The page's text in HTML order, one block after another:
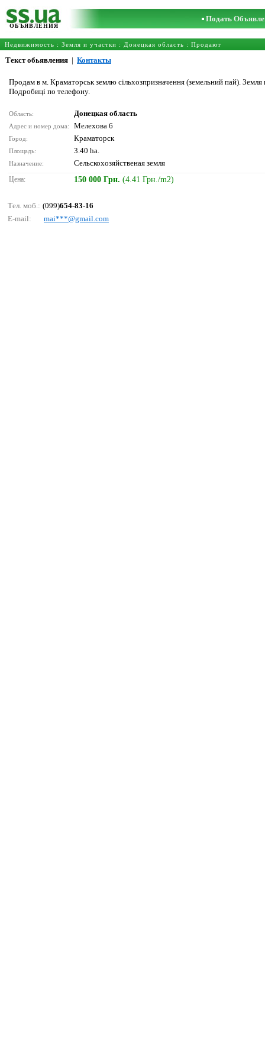
ОБЪЯВЛЕНИЯ
Подать
Недвижимость : Земля и участки : Донецкая область : Продают
Текст обьявления | Контакты
Продам в м. Краматорськ землю сільхозпризначення (земельний пай).
Подробиці по телефону.
Область: Донецкая область
Адрес и номер дома: Мелехова 6
Город: Краматорск
Площадь: 3.40 ha.
Назначение: Сельскохозяйственая земля
Цена: 150 000 Грн. (4.41 Грн./m2)
Тел. моб.: (099)654-83-16
E-mail:
mаi***@gmаil.соm